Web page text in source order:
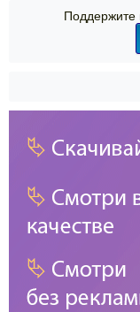
Поддержите